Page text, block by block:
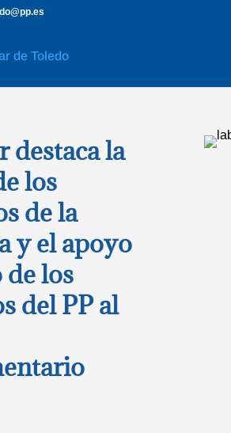
destaca la
los
de la
y el apoyo
los
del PP al